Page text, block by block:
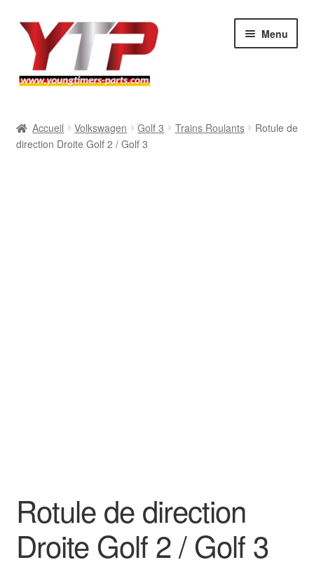
Aller
navigation
Aller
contenu
Menu
BMW
Accueil Volkswagen Golf 3 Trains Roulants
Rotule de
direction Droite Golf 2 / Golf 3
Rotule de direction
Droite Golf 2 / Golf 3